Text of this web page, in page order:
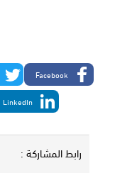
Facebook
LinkedIn
رابط المشاركة :